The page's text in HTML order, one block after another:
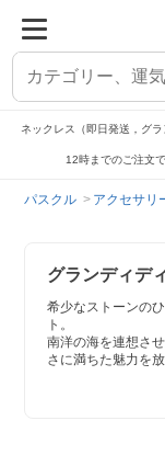
ネックレス（即日発送，グ
12時までのご注文で
パスクル アクセサリ
グランディデ
希少なストーンの
ト。
南洋の海を連想さ
さに満ちた魅力を放